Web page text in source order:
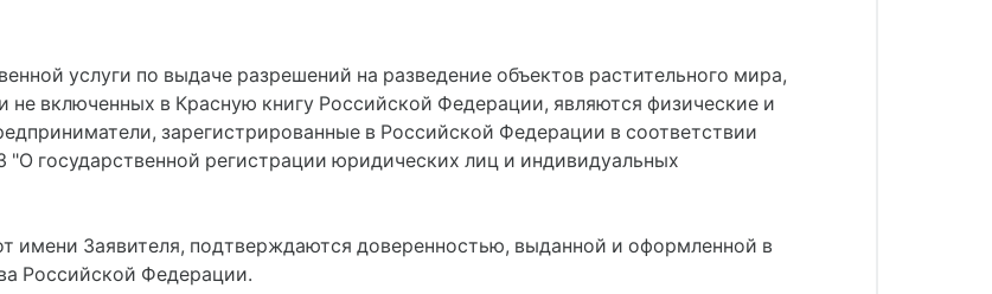
услуги по выдаче разрешений на разведение объектов растительного мира,
не включенных в Красную книгу Российской Федерации, являются физические и
зарегистрированные в Российской Федерации в соответствии
государственной регистрации юридических лиц и индивидуальных
имени Заявителя, подтверждаются доверенностью, выданной и оформленной в
Российской Федерации.